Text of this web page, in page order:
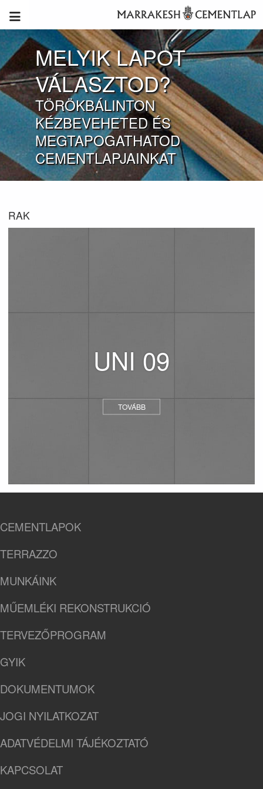
MELYIK LAPOT
VÁLASZTOD?
TÖRÖKBÁLINTON
KÉZBEVEHETED ÉS
MEGTAPOGATHATOD
CEMENTLAPJAINKAT
RAK
UNI 09
TOVÁBB
CEMENTLAPOK
TERRAZZO
MUNKÁINK
MŰEMLÉKI REKONSTRUKCIÓ
TERVEZŐPROGRAM
GYIK
DOKUMENTUMOK
JOGI NYILATKOZAT
ADATVÉDELMI TÁJÉKOZTATÓ
KAPCSOLAT